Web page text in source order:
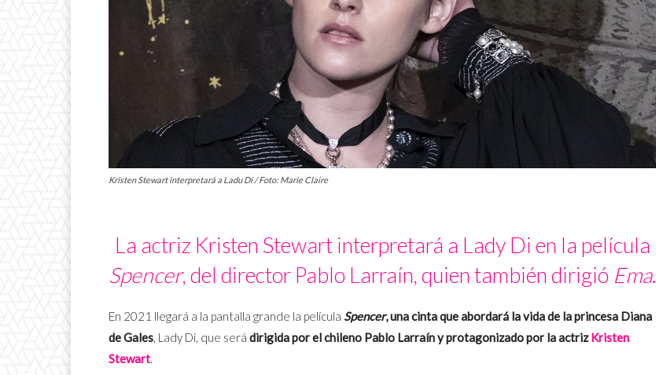
Kristen Stewart interpretará a Ladu Di / Foto: Marie Claire
La actriz Kristen Stewart interpretará a Lady Di en la película
Spencer, del director Pablo Larraín, quien también dirigió Ema.
En 2021 llegará a la pantalla grande la película Spencer, una cinta que abordará la vida de la princesa Diana
de Gales, Lady Di, que será dirigida por el chileno Pablo Larraín y protagonizado por la actrizKristen
Stewart.